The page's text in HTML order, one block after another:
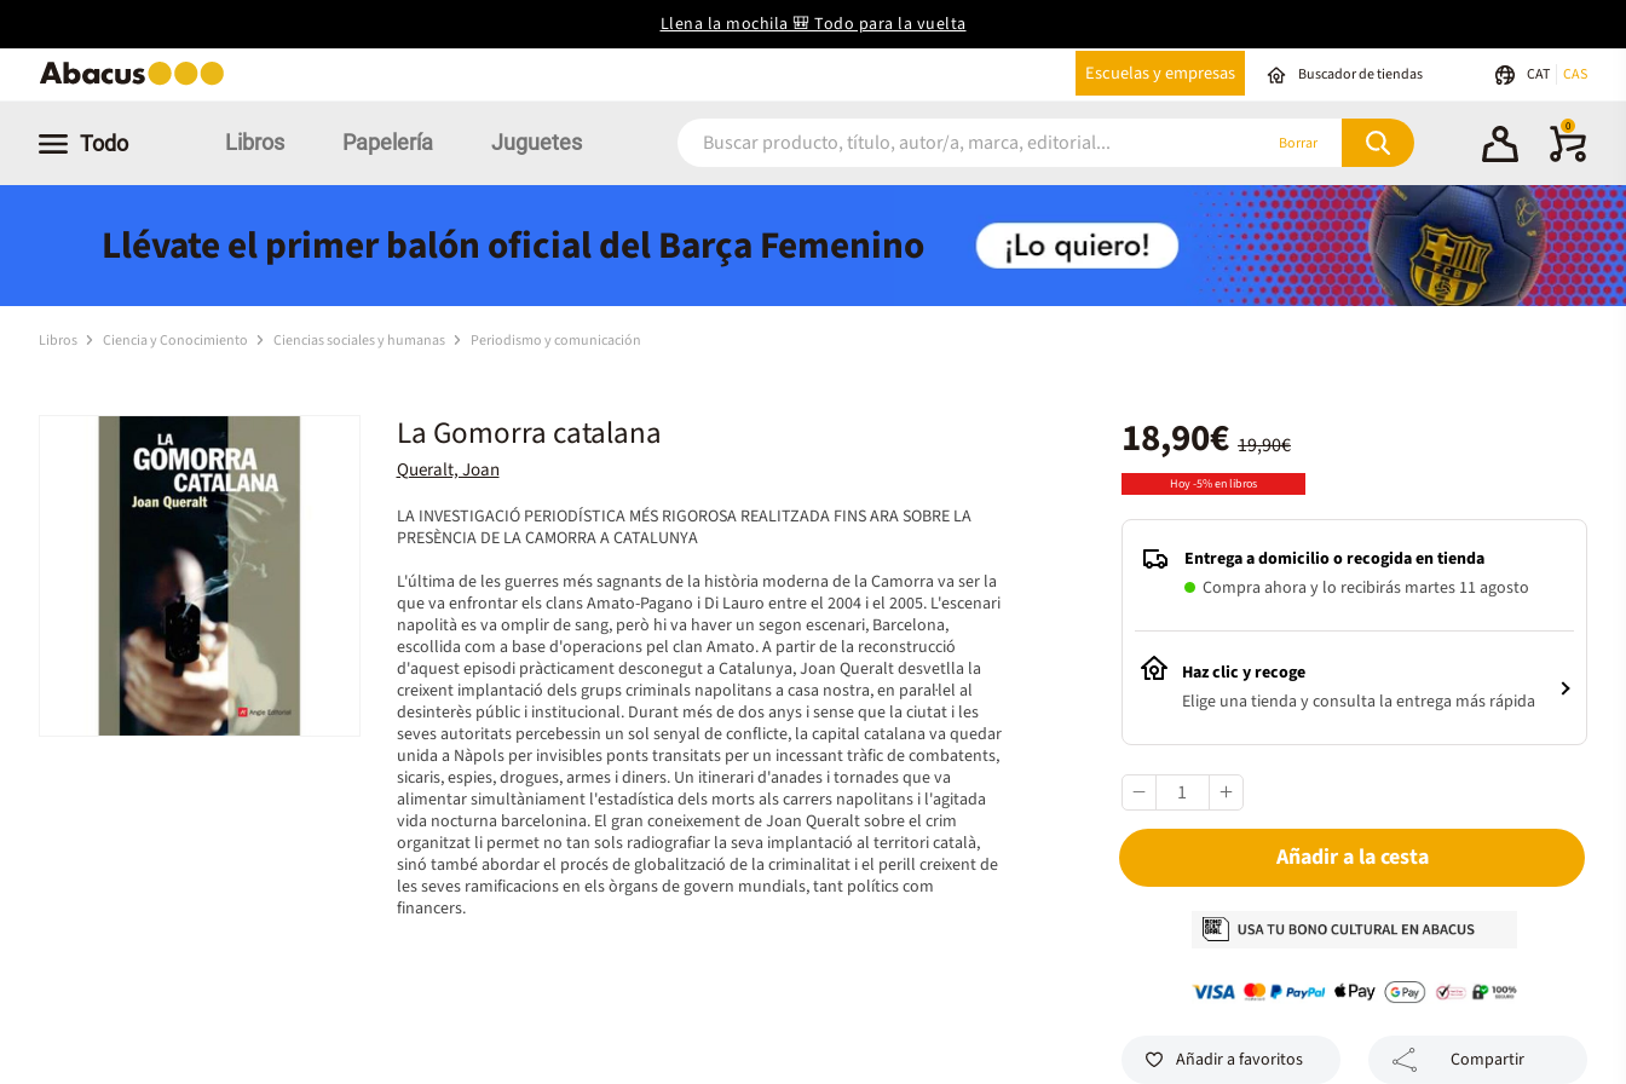
Llena la mochila 🎒 Todo para la vuelta
Escuelas y empresas Buscador de tiendas CAT CAS
Todo Libros Papelería Juguetes Borrar
0
Llévate el primer balón oficial del Barça Femenino
Libros Ciencia y Conocimiento Ciencias sociales y humanas Periodismo y comunicación
La Gomorra catalana
Queralt, Joan
LA INVESTIGACIÓ PERIODÍSTICA MÉS RIGOROSA REALITZADA FINS ARA SOBRE LA
PRESÈNCIA DE LA CAMORRA A CATALUNYA
L'última de les guerres més sagnants de la història moderna de la Camorra va ser la
que va enfrontar els clans Amato-Pagano i Di Lauro entre el 2004 i el 2005. L'escenari
napolità es va omplir de sang, però hi va haver un segon escenari, Barcelona,
escollida com a base d'operacions pel clan Amato. A partir de la reconstrucció
d'aquest episodi pràcticament desconegut a Catalunya, Joan Queralt desvetlla la
creixent implantació dels grups criminals napolitans a casa nostra, en paral·lel al
desinterès públic i institucional. Durant més de dos anys i sense que la ciutat i les
seves autoritats percebessin un sol senyal de conflicte, la capital catalana va quedar
unida a Nàpols per invisibles ponts transitats per un incessant tràfic de combatents,
sicaris, espies, drogues, armes i diners. Un itinerari d'anades i tornades que va
alimentar simultàniament l'estadística dels morts als carrers napolitans i l'agitada
vida nocturna barcelonina. El gran coneixement de Joan Queralt sobre el crim
organitzat li permet no tan sols radiografiar la seva implantació al territori català,
sinó també abordar el procés de globalització de la criminalitat i el perill creixent de
les seves ramificacions en els òrgans de govern mundials, tant polítics com
financers.
19,90€
18,90€
Hoy -5% en libros
Entrega a domicilio o recogida en tienda
Compra ahora y lo recibirás martes 11 agosto
Haz clic y recoge
Elige una tienda y consulta la entrega más rápida
Añadir a la cesta
Añadir a favoritos Compartir